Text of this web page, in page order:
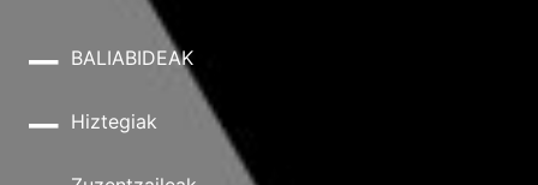
BALIABIDEAK
Hiztegiak